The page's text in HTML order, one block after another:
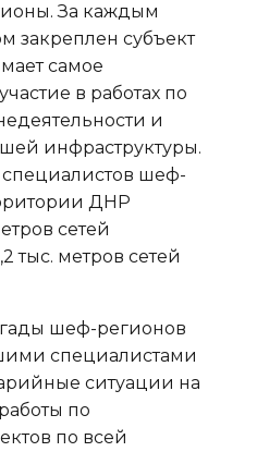
За каждым
закреплен субъект
самое
в работах по
и
инфраструктуры.
шеф-
ДНР
сетей
тыс. метров сетей
шеф-регионов
специалистами
ситуации на
по
по всей